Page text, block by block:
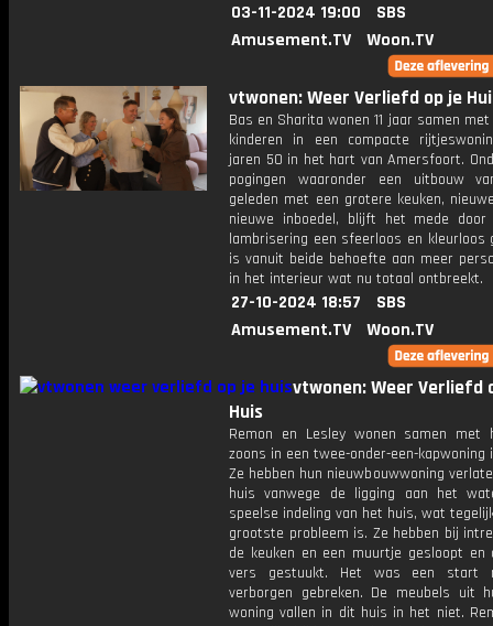
03-11-2024 19:00
SBS
Amusement.TV
Woon.TV
vtwonen: Weer Verliefd op je
Bas en Sharita wonen 11 jaar samen
kinderen in een compacte
jaren 50 in het hart van Amersfoort.
pogingen waaronder een uitbouw
geleden met een grotere keuken,
nieuwe inboedel, blijft het mede
lambrisering een sfeerloos en kleurloos
is vanuit beide behoefte aan meer
in het interieur wat nu totaal ontbreekt.
27-10-2024 18:57
SBS
Amusement.TV
Woon.TV
vtwonen: Weer Verliefd
Huis
Remon en Lesley wonen samen met
zoons in een twee-onder-een-kapwoning
Ze hebben hun nieuwbouwwoning
huis vanwege de ligging aan het
speelse indeling van het huis, wat
grootste probleem is. Ze hebben bij
de keuken en een muurtje gesloopt en
vers gestuukt. Het was een start
verborgen gebreken. De meubels uit
woning vallen in dit huis in het niet.